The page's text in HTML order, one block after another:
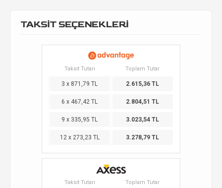
TAKSİT SEÇENEKLERİ
Taksit Tutarı Toplam Tutar
3 x 871,79 TL 2.615,36 TL
6 x 467,42 TL 2.804,51 TL
9 x 335,95 TL 3.023,54 TL
12 x 273,23 TL 3.278,79 TL
Taksit Tutarı Toplam Tutar